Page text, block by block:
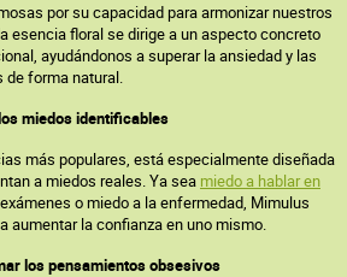
por su capacidad para armonizar nuestros
esencia floral se dirige a un aspecto concreto
ayudándonos a superar la ansiedad y las
de forma natural.
miedos identificables
más populares, está especialmente diseñada
a miedos reales. Ya sea miedo a hablar en
o miedo a la enfermedad, Mimulus
aumentar la confianza en uno mismo.
los pensamientos obsesivos